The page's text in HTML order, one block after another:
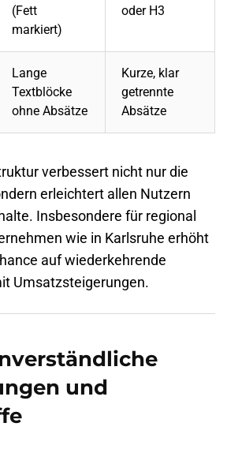
(Fett
markiert)
oder H3
Lange
Textblöcke
ohne Absätze
Kurze, klar
getrennte
Absätze
verbessert nicht nur die
erleichtert allen Nutzern
Insbesondere für regional
wie in Karlsruhe erhöht
auf wiederkehrende
Umsatzsteigerungen.
und